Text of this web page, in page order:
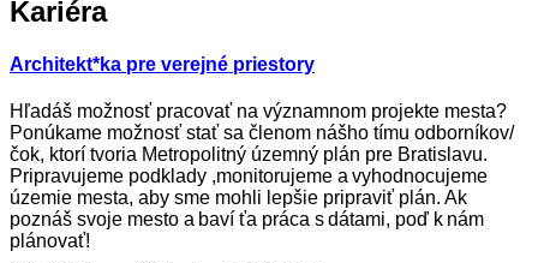
Kariéra
Architekt*ka pre verejné priestory
Hľadáš možnosť pracovať na významnom projekte mesta?
Ponúkame možnosť stať sa členom nášho tímu odborníkov/
čok, ktorí tvoria Metropolitný územný plán pre Bratislavu.
Pripravujeme podklady ,monitorujeme a vyhodnocujeme
územie mesta, aby sme mohli lepšie pripraviť plán. Ak
poznáš svoje mesto a baví ťa práca s dátami, poď k nám
plánovať!